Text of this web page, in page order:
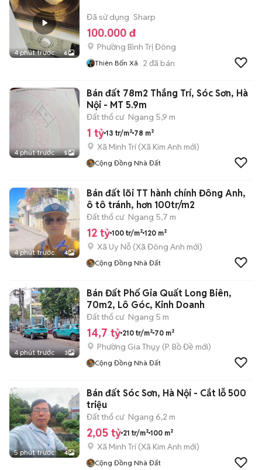
4 phút trước 6
Đã sử dụng Sharp
100.000 đ
Phường Bình Trị Đông
Thiên Bốn Xã 2 đã bán
4 phút trước 5
Bán đất 78m2 Thắng Trí, Sóc Sơn, Hà
Nội - MT 5.9m
Đất thổ cư Ngang 5,9 m
1 tỷ 13 tr/m² 78 m²
Xã Minh Trí (Xã Kim Anh mới)
Cộng Đồng Nhà Đất
4 phút trước 4
Bán đất lõi TT hành chính Đông Anh,
ô tô tránh, hơn 100tr/m2
Đất thổ cư Ngang 5,7 m
12 tỷ 100 tr/m² 120 m²
Xã Uy Nỗ (Xã Đông Anh mới)
Cộng Đồng Nhà Đất
4 phút trước 3
Bán Đất Phố Gia Quất Long Biên,
70m2, Lô Góc, Kinh Doanh
Đất thổ cư Ngang 5 m
14,7 tỷ 210 tr/m² 70 m²
Phường Gia Thụy (P. Bồ Đề mới)
Cộng Đồng Nhà Đất
5 phút trước 4
Bán đất Sóc Sơn, Hà Nội - Cắt lỗ 500
triệu
Đất thổ cư Ngang 6,2 m
2,05 tỷ 21 tr/m² 100 m²
Xã Minh Trí (Xã Kim Anh mới)
Cộng Đồng Nhà Đất